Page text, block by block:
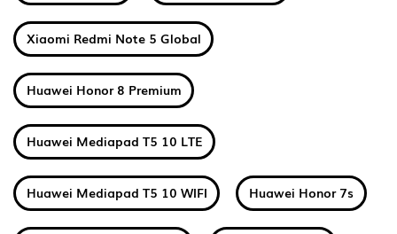
Xiaomi Redmi Note 5 Global
Huawei Honor 8 Premium
Huawei Mediapad T5 10 LTE
Huawei Mediapad T5 10 WIFI Huawei Honor 7s